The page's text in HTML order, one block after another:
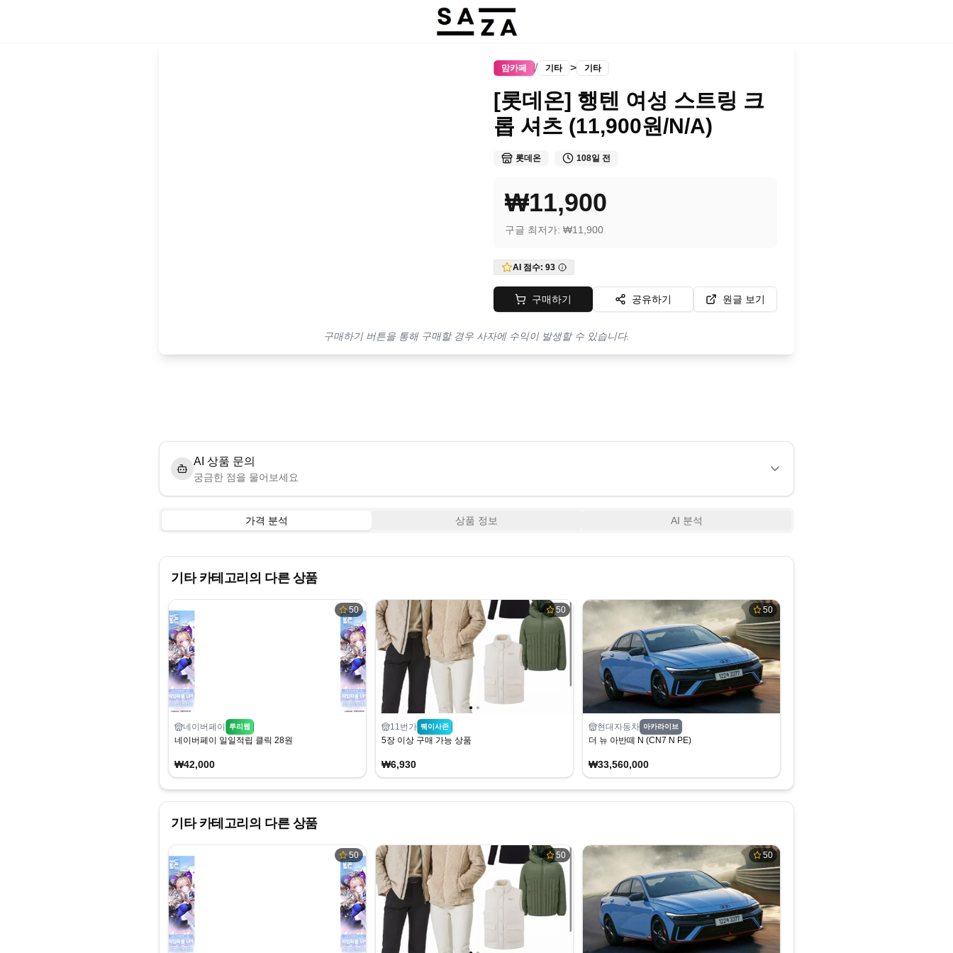
맘카페 / 기타 > 기타
[롯데온] 행텐 여성 스트링 크
롭 셔츠 (11,900원/N/A)
롯데온 108일 전
₩11,900
구글 최저가: ₩11,900
AI 점수: 93
구매하기 공유하기 원글 보기
구매하기 버튼을 통해 구매할 경우 사자에 수익이 발생할 수 있습니다.
AI 상품 문의
궁금한 점을 물어보세요
가격 분석 상품 정보 AI 분석
기타카테고리의 다른 상품
50
네이버페이 루리웹
네이버페이 일일적립 클릭 28원
₩42,000
50
11번가 퀘이사존
5장 이상 구매 가능 상품
₩6,930
50
현대자동차 아카라이브
더 뉴 아반떼 N (CN7 N PE)
₩33,560,000
기타카테고리의 다른 상품
50 50 50